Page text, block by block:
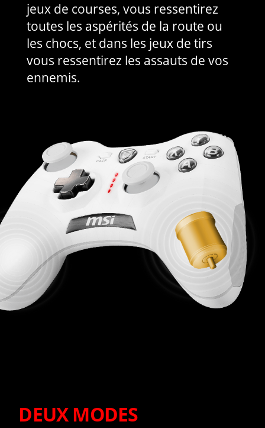
jeux de courses, vous ressentirez
toutes les aspérités de la route ou
les chocs, et dans les jeux de tirs
vous ressentirez les assauts de vos
ennemis.
DEUX MODES